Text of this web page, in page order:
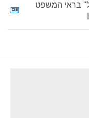
בראי המשפט